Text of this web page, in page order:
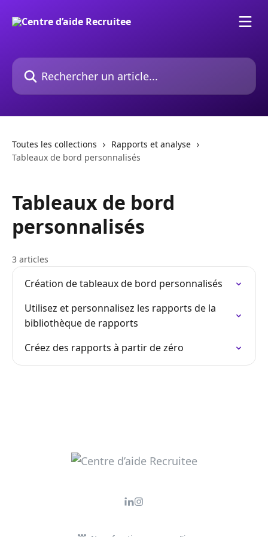
Rechercher un article...
Toutes les collections
Rapports et analyse
Tableaux de bord personnalisés
Tableaux de bord
personnalisés
3 articles
Création de tableaux de bord personnalisés
Utilisez et personnalisez les rapports de la
bibliothèque de rapports
Créez des rapports à partir de zéro